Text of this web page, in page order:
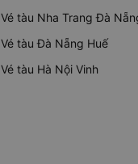
Vé tàu Nha Trang Đà
Vé tàu Đà Nẵng Huế
Vé tàu Hà Nội Vinh